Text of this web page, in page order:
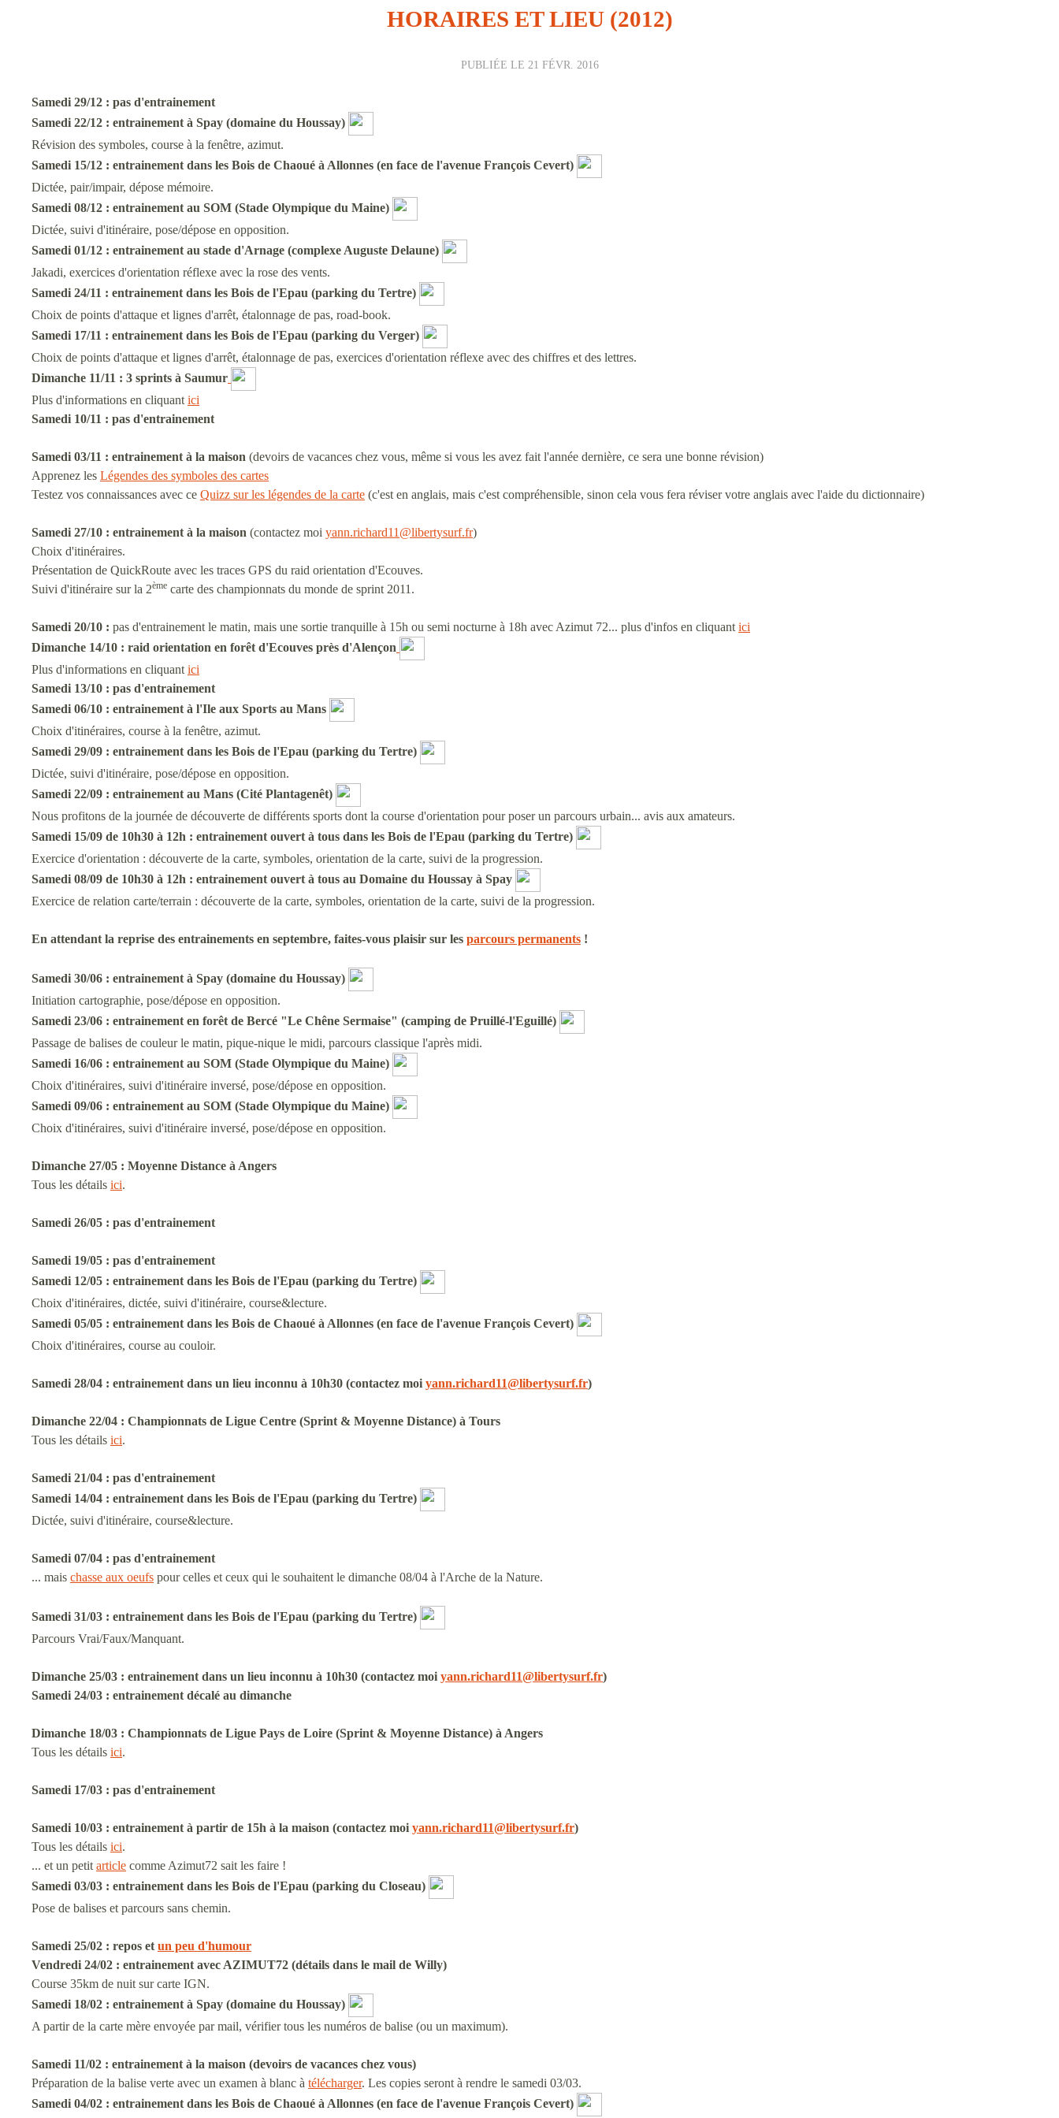
HORAIRES ET LIEU (2012)
PUBLIÉE LE 21 FÉVR. 2016
Samedi 29/12 : pas d'entrainement
Samedi 22/12 : entrainement à Spay (domaine du Houssay)
Révision des symboles, course à la fenêtre, azimut.
Samedi 15/12 : entrainement dans les Bois de Chaoué à Allonnes (en face de l'avenue François Cevert)
Dictée, pair/impair, dépose mémoire.
Samedi 08/12 : entrainement au SOM (Stade Olympique du Maine)
Dictée, suivi d'itinéraire, pose/dépose en opposition.
Samedi 01/12 : entrainement au stade d'Arnage (complexe Auguste Delaune)
Jakadi, exercices d'orientation réflexe avec la rose des vents.
Samedi 24/11 : entrainement dans les Bois de l'Epau (parking du Tertre)
Choix de points d'attaque et lignes d'arrêt, étalonnage de pas, road-book.
Samedi 17/11 : entrainement dans les Bois de l'Epau (parking du Verger)
Choix de points d'attaque et lignes d'arrêt, étalonnage de pas, exercices d'orientation réflexe avec des chiffres et des lettres.
Dimanche 11/11 : 3 sprints à Saumur
Plus d'informations en cliquant ici
Samedi 10/11 : pas d'entrainement
Samedi 03/11 : entrainement à la maison (devoirs de vacances chez vous, même si vous les avez fait l'année dernière, ce sera une bonne révision)
Apprenez les Légendes des symboles des cartes
Testez vos connaissances avec ce Quizz sur les légendes de la carte (c'est en anglais, mais c'est compréhensible, sinon cela vous fera réviser votre anglais avec l'aide du dictionnaire)
Samedi 27/10 : entrainement à la maison (contactez moi yann.richard11@libertysurf.fr)
Choix d'itinéraires.
Présentation de QuickRoute avec les traces GPS du raid orientation d'Ecouves.
Suivi d'itinéraire sur la 2ème carte des championnats du monde de sprint 2011.
Samedi 20/10 : pas d'entrainement le matin, mais une sortie tranquille à 15h ou semi nocturne à 18h avec Azimut 72... plus d'infos en cliquant ici
Dimanche 14/10 : raid orientation en forêt d'Ecouves près d'Alençon
Plus d'informations en cliquant ici
Samedi 13/10 : pas d'entrainement
Samedi 06/10 : entrainement à l'Ile aux Sports au Mans
Choix d'itinéraires, course à la fenêtre, azimut.
Samedi 29/09 : entrainement dans les Bois de l'Epau (parking du Tertre)
Dictée, suivi d'itinéraire, pose/dépose en opposition.
Samedi 22/09 : entrainement au Mans (Cité Plantagenêt)
Nous profitons de la journée de découverte de différents sports dont la course d'orientation pour poser un parcours urbain... avis aux amateurs.
Samedi 15/09 de 10h30 à 12h : entrainement ouvert à tous dans les Bois de l'Epau (parking du Tertre)
Exercice d'orientation : découverte de la carte, symboles, orientation de la carte, suivi de la progression.
Samedi 08/09 de 10h30 à 12h : entrainement ouvert à tous au Domaine du Houssay à Spay
Exercice de relation carte/terrain : découverte de la carte, symboles, orientation de la carte, suivi de la progression.
En attendant la reprise des entrainements en septembre, faites-vous plaisir sur les parcours permanents !
Samedi 30/06 : entrainement à Spay (domaine du Houssay)
Initiation cartographie, pose/dépose en opposition.
Samedi 23/06 : entrainement en forêt de Bercé "Le Chêne Sermaise" (camping de Pruillé-l'Eguillé)
Passage de balises de couleur le matin, pique-nique le midi, parcours classique l'après midi.
Samedi 16/06 : entrainement au SOM (Stade Olympique du Maine)
Choix d'itinéraires, suivi d'itinéraire inversé, pose/dépose en opposition.
Samedi 09/06 : entrainement au SOM (Stade Olympique du Maine)
Choix d'itinéraires, suivi d'itinéraire inversé, pose/dépose en opposition.
Dimanche 27/05 : Moyenne Distance à Angers
Tous les détails ici.
Samedi 26/05 : pas d'entrainement
Samedi 19/05 : pas d'entrainement
Samedi 12/05 : entrainement dans les Bois de l'Epau (parking du Tertre)
Choix d'itinéraires, dictée, suivi d'itinéraire, course&lecture.
Samedi 05/05 : entrainement dans les Bois de Chaoué à Allonnes (en face de l'avenue François Cevert)
Choix d'itinéraires, course au couloir.
Samedi 28/04 : entrainement dans un lieu inconnu à 10h30 (contactez moi yann.richard11@libertysurf.fr)
Dimanche 22/04 : Championnats de Ligue Centre (Sprint & Moyenne Distance) à Tours
Tous les détails ici.
Samedi 21/04 : pas d'entrainement
Samedi 14/04 : entrainement dans les Bois de l'Epau (parking du Tertre)
Dictée, suivi d'itinéraire, course&lecture.
Samedi 07/04 : pas d'entrainement
... mais chasse aux oeufs pour celles et ceux qui le souhaitent le dimanche 08/04 à l'Arche de la Nature.
Samedi 31/03 : entrainement dans les Bois de l'Epau (parking du Tertre)
Parcours Vrai/Faux/Manquant.
Dimanche 25/03 : entrainement dans un lieu inconnu à 10h30 (contactez moi yann.richard11@libertysurf.fr)
Samedi 24/03 : entrainement décalé au dimanche
Dimanche 18/03 : Championnats de Ligue Pays de Loire (Sprint & Moyenne Distance) à Angers
Tous les détails ici.
Samedi 17/03 : pas d'entrainement
Samedi 10/03 : entrainement à partir de 15h à la maison (contactez moi yann.richard11@libertysurf.fr)
Tous les détails ici.
... et un petit article comme Azimut72 sait les faire !
Samedi 03/03 : entrainement dans les Bois de l'Epau (parking du Closeau)
Pose de balises et parcours sans chemin.
Samedi 25/02 : repos et un peu d'humour
Vendredi 24/02 : entrainement avec AZIMUT72 (détails dans le mail de Willy)
Course 35km de nuit sur carte IGN.
Samedi 18/02 : entrainement à Spay (domaine du Houssay)
A partir de la carte mère envoyée par mail, vérifier tous les numéros de balise (ou un maximum).
Samedi 11/02 : entrainement à la maison (devoirs de vacances chez vous)
Préparation de la balise verte avec un examen à blanc à télécharger. Les copies seront à rendre le samedi 03/03.
Samedi 04/02 : entrainement dans les Bois de Chaoué à Allonnes (en face de l'avenue François Cevert)